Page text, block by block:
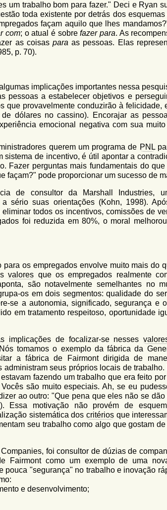
um trabalho bom para fazer." Deci e Ryan
toda existente por detrás dos
façam aquilo que lhes
com; o atual é sobrefazer para. As
as coisas para as pessoas. Elas
p. 70).
implicações importantes nessa
pessoas a estabelecer objetivos e
que provavelmente conduzirão à felicidade,
dólares no cassino). Encorajar as
emocional negativa com sua
querem um programa de PNL
sistema de incentivo, é útil apontar a
Fazer perguntas mais fundamentais do
façam?" pode proporcionar um sucesso de
de consultor da Marshall Industries,
sério suas orientações (Kohn, 1998).
todos os incentivos, comissões de
foi reduzida em 80%, o moral
para os empregados envolve muito mais do
valores que os empregados realmente
são notavelmente semelhantes no
os em dois segmentos: qualidade do
se a autonomia, significado, segurança e
em tratamento respeitoso, oportunidade
implicações de focalizar-se nesses
tomamos o exemplo da fábrica da
a fábrica de Fairmont dirigida de
seus próprios locais de
fazendo um trabalho que era feito
são muito especiais. Ah, se eu
ao outro: "Que pena que eles não se
Essa motivação não provém de
sistemática dos critériosque
seu trabalho como algo que gostam
foi consultor de dúzias de
Fairmont como um exemplo de uma
pouca "segurança" no trabalho e inovação
e desenvolvimento;